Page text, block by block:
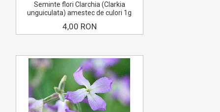
Seminte flori Clarchia (Clarkia
unguiculata) amestec de culori 1g
4,00 RON